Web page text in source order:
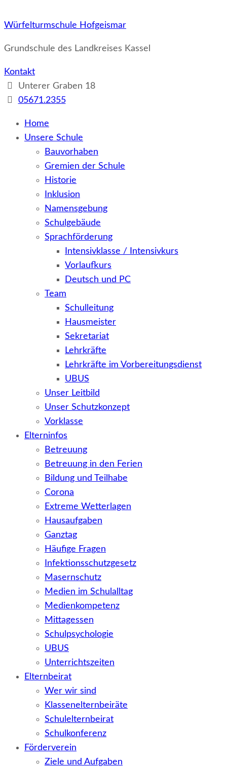
Würfelturmschule Hofgeismar
Grundschule des Landkreises Kassel
Kontakt
Unterer Graben 18
05671.2355
Home
Unsere Schule
Bauvorhaben
Gremien der Schule
Historie
Inklusion
Namensgebung
Schulgebäude
Sprachförderung
Intensivklasse / Intensivkurs
Vorlaufkurs
Deutsch und PC
Team
Schulleitung
Hausmeister
Sekretariat
Lehrkräfte
Lehrkräfte im Vorbereitungsdienst
UBUS
Unser Leitbild
Unser Schutzkonzept
Vorklasse
Elterninfos
Betreuung
Betreuung in den Ferien
Bildung und Teilhabe
Corona
Extreme Wetterlagen
Hausaufgaben
Ganztag
Häufige Fragen
Infektionsschutzgesetz
Masernschutz
Medien im Schulalltag
Medienkompetenz
Mittagessen
Schulpsychologie
UBUS
Unterrichtszeiten
Elternbeirat
Wer wir sind
Klassenelternbeiräte
Schulelternbeirat
Schulkonferenz
Förderverein
Ziele und Aufgaben